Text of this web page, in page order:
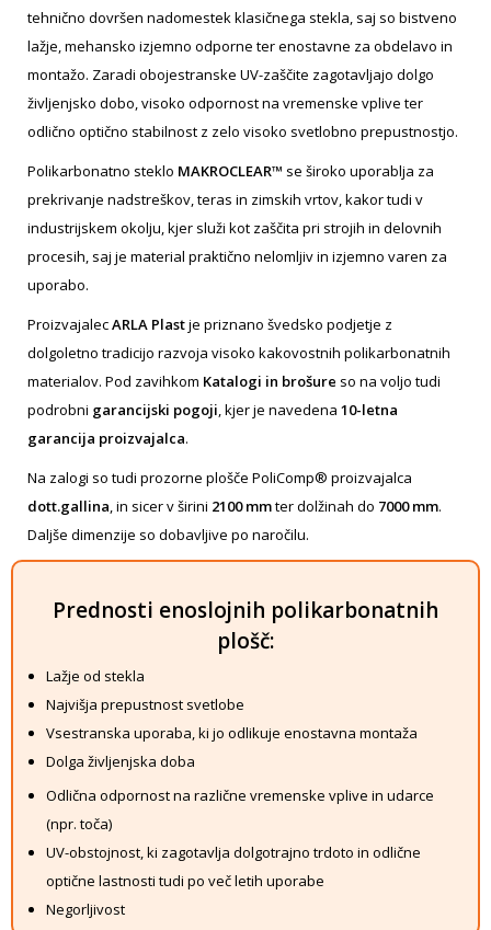
tehnično dovršen nadomestek klasičnega stekla, saj so bistveno
lažje, mehansko izjemno odporne ter enostavne za obdelavo in
montažo. Zaradi obojestranske UV-zaščite zagotavljajo dolgo
življenjsko dobo, visoko odpornost na vremenske vplive ter
odlično optično stabilnost z zelo visoko svetlobno prepustnostjo.
Polikarbonatno steklo MAKROCLEAR™ se široko uporablja za
prekrivanje nadstreškov, teras in zimskih vrtov, kakor tudi v
industrijskem okolju, kjer služi kot zaščita pri strojih in delovnih
procesih, saj je material praktično nelomljiv in izjemno varen za
uporabo.
ProizvajalecARLA Plastje priznano švedsko podjetje z
dolgoletno tradicijo razvoja visoko kakovostnih polikarbonatnih
materialov. Pod zavihkom Katalogi in brošure so na voljo tudi
podrobni garancijski pogoji, kjer je navedena 10-letna
garancija proizvajalca.
Na zalogi so tudi prozorne plošče PoliComp® proizvajalca
dott.gallina, in sicer v širini 2100 mmter dolžinah do 7000 mm.
Daljše dimenzije so dobavljive po naročilu.
Prednosti enoslojnih polikarbonatnih
plošč:
Lažje od stekla
Najvišja prepustnost svetlobe
Vsestranska uporaba, ki jo odlikuje enostavna montaža
Dolga življenjska doba
Odlična odpornost na različne vremenske vplive in udarce
(npr. toča)
UV-obstojnost, ki zagotavlja dolgotrajno trdoto in odlične
optične lastnosti tudi po več letih uporabe
Negorljivost